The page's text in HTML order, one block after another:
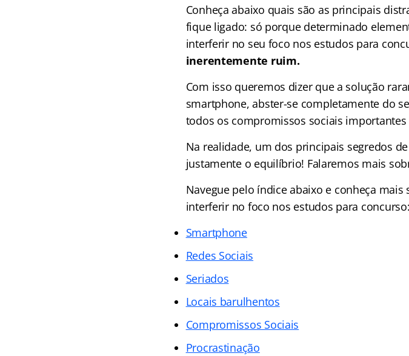
Conheça abaixo quais são as principais
fique ligado: só porque determinado
interferir no seu foco nos estudos para
inerentemente ruim.
Com isso queremos dizer que a solução
smartphone, abster-se completamente do
todos os compromissos sociais
Na realidade, um dos principais segredos
justamente o equilíbrio! Falaremos mais
Navegue pelo índiceabaixo e conheça
interferir no foco nos estudos para concurso:
Smartphone
Redes Sociais
Seriados
Locais barulhentos
Compromissos Sociais
Procrastinação